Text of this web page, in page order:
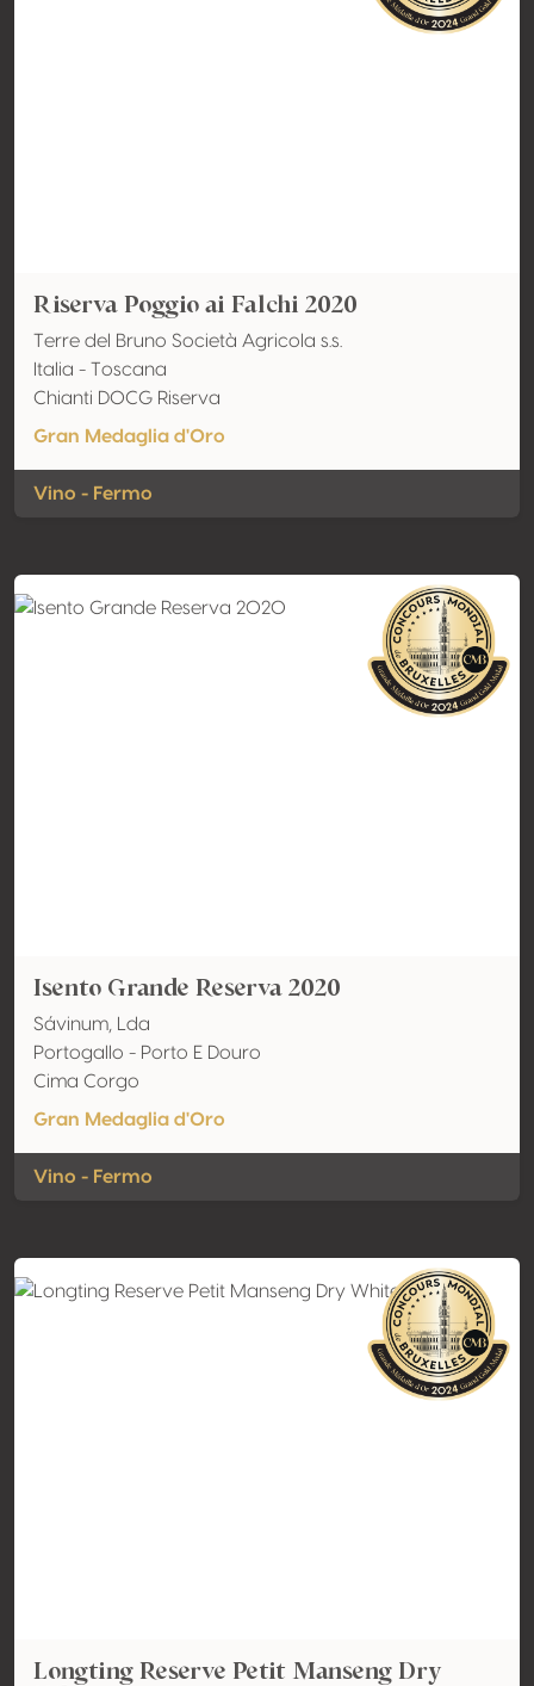
Riserva Poggio ai Falchi 2020
Terre del Bruno Società Agricola s.s.
Italia - Toscana
Chianti DOCG Riserva
Gran Medaglia d'Oro
Vino - Fermo
Isento Grande Reserva 2020
Sávinum, Lda
Portogallo - Porto E Douro
Cima Corgo
Gran Medaglia d'Oro
Vino - Fermo
Longting Reserve Petit Manseng Dry